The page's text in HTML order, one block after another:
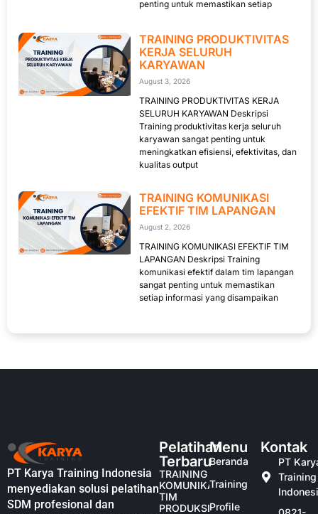
penting untuk memastikan setiap
TRAINING PRODUKTIVITAS
KERJA SELURUH
KARYAWAN
August 3, 2026
TRAINING PRODUKTIVITAS KERJA
SELURUH KARYAWAN Deskripsi
Training produktivitas kerja seluruh
karyawan sangat penting untuk
meningkatkan efisiensi, efektivitas, dan
kualitas output
TRAINING KOMUNIKASI
EFEKTIF TIM LAPANGAN
August 2, 2026
TRAINING KOMUNIKASI EFEKTIF TIM
LAPANGAN Deskripsi Training
komunikasi efektif dalam tim lapangan
sangat penting untuk memastikan
setiap informasi yang disampaikan
PT Karya Training Indonesia
menyediakan solusi pelatihan
SDM profesional dan
Pelatihan
Terbaru
TRAINING
KOMUNIKASI
TIM
PRODUKSI
Menu
Beranda
Training
Profile
Kontak
PT
Training